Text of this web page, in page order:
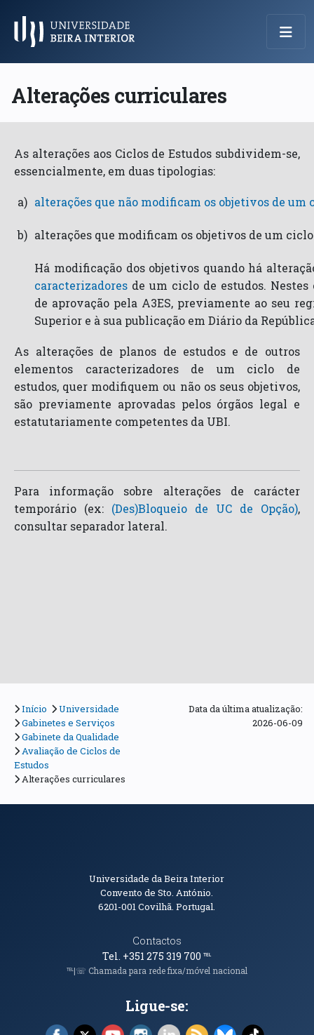
Menu Principal
Alterações curriculares
As alterações aos Ciclos de Estudos subdividem-se,
essencialmente, em duas tipologias:
a) alterações que não modificam os objetivos de um
b) alterações que modificam os objetivos de um
Há modificação dos objetivos quando há
caracterizadores de um ciclo de estudos. Nestes
de aprovação pela A3ES, previamente ao seu
Superior e à sua publicação em Diário da
As alterações de planos de estudos e de outros
elementos caracterizadores de um ciclo de
estudos, quer modifiquem ou não os seus objetivos,
são previamente aprovadas pelos órgãos legal e
estatutariamente competentes da UBI.
Para informação sobre alterações de carácter
temporário (ex: (Des)Bloqueio de UC de Opção),
consultar separador lateral.
Início
Universidade
Gabinetes e Serviços
Gabinete da Qualidade
Avaliação de Ciclos de
Estudos
Alterações curriculares
Data da última atualização:
2026-06-09
Informações de Contacto
Universidade da Beira Interior
Convento de Sto. António.
6201-001Covilhã. Portugal.
Contactos
Tel. +351 275 319 700℡
℡|☏ Chamada para rede fixa/móvel nacional
Ligue-se:
Facebook (abre em nova janela)
X (abre em nova janela)
YouTube (abre em nova janela)
Instagram (abre em nova janela)
LinkedIn (abre em nova
RSS (abre em nova
Bluesky (abre
TikTok